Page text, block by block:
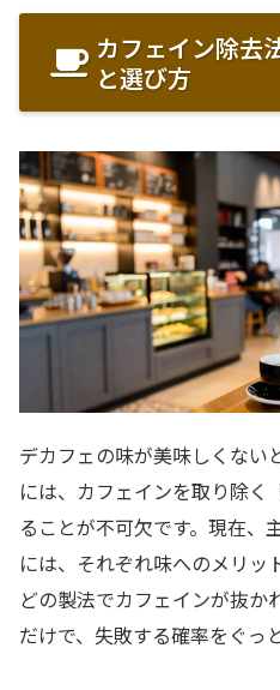
カフェイン除去
と選び方
デカフェの味が美味しくない
には、カフェインを取り除く
ることが不可欠です。現在、
には、それぞれ味へのメリッ
どの製法でカフェインが抜か
だけで、失敗する確率をぐっ